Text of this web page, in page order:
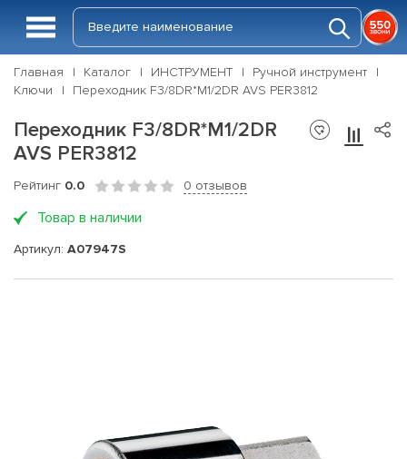
Главная Каталог ИНСТРУМЕНТ
Ручной инструмент
Ключи
Переходник F3/8DR*M1/2DR AVS PER3812
Переходник F3/8DR*M1/2DR
AVS PER3812
Рейтинг 0.0 0 отзывов
Товар в наличии
Артикул: A07947S